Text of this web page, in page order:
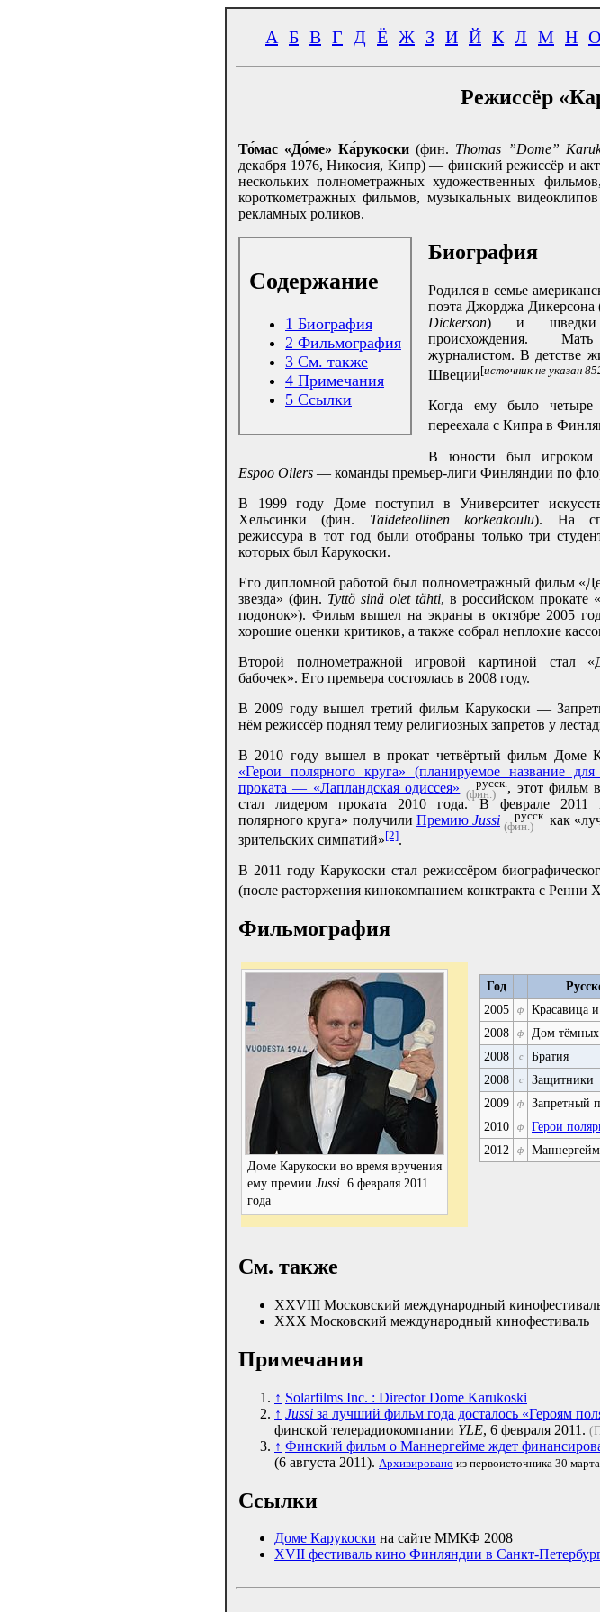
А Б В Г Д Ё Ж З И Й К Л М Н О
Режиссёр
То́мас «До́ме» Ка́рукоски (фин. Thomas ”Dome”
декабря 1976, Никосия, Кипр) — финский режиссёр и
нескольких полнометражных художественных
короткометражных фильмов, музыкальных
рекламных роликов.
Содержание
1 Биография
2 Фильмография
3 См. также
4 Примечания
5 Ссылки
Биография
Родился в семье
поэта Джорджа Дикерсона
Dickerson) и шведки
происхождения.
журналистом. В
Швеции[источник не указан
Когда ему было четыре
переехала с Кипра в
В юности был игроком
Espoo Oilers — команды премьер-лиги Финляндии по
В 1999 году Доме поступил в Университет
Хельсинки (фин. Taideteollinen korkeakoulu). На
режиссура в тот год были отобраны только три
которых был Карукоски.
Его дипломной работой был полнометражный фильм
звезда» (фин. Tyttö sinä olet tähti, в российском прокате
подонок»). Фильм вышел на экраны в октябре 2005
хорошие оценки критиков, а также собрал неплохие
Второй полнометражной игровой картиной стал
бабочек». Его премьера состоялась в 2008 году.
В 2009 году вышел третий фильм Карукоски —
нём режиссёр поднял тему религиозных запретов у
В 2010 году вышел в прокат четвёртый фильм Доме
«Герои полярного круга» (планируемое название для
проката — «Лапландская одиссея» (фин.)
русск., этот фильм
стал лидером проката 2010 года. В феврале 2011
полярного круга» получили Премию Jussi (фин.)
русск.как
зрительских симпатий»[2].
В 2011 году Карукоски стал режиссёром
(после расторжения кинокомпанием конктракта с Ренни
Фильмография
Доме Карукоски во время вручения
ему премии Jussi . 6 февраля 2011
года
Год
2005
ф Красавица
2008
ф Дом тёмных
2008
с Братия
2008
с Защитники
2009
ф Запретный
2010
ф Герои
2012
ф Маннергейм
См. также
XXVIII Московский международный
XXX Московский международный кинофестиваль
Примечания
↑ Solarfilms Inc. : Director Dome Karukoski
↑ Jussi за лучший фильм года досталось «Героям
финской телерадиокомпании YLE, 6 февраля 2011.
↑ Финский фильм о Маннергейме ждет
(6 августа 2011). Архивировано из первоисточника 30
Ссылки
Доме Карукоски на сайте ММКФ 2008
XVII фестиваль кино Финляндии в Санкт-